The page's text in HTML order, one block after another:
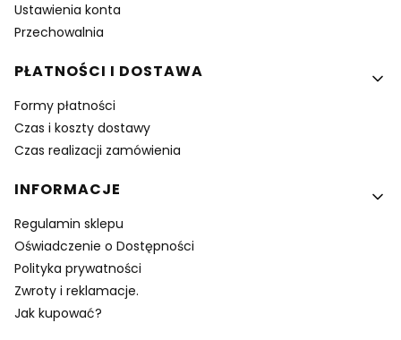
Ustawienia konta
Przechowalnia
PŁATNOŚCI I DOSTAWA
Formy płatności
Czas i koszty dostawy
Czas realizacji zamówienia
INFORMACJE
Regulamin sklepu
Oświadczenie o Dostępności
Polityka prywatności
Zwroty i reklamacje.
Jak kupować?